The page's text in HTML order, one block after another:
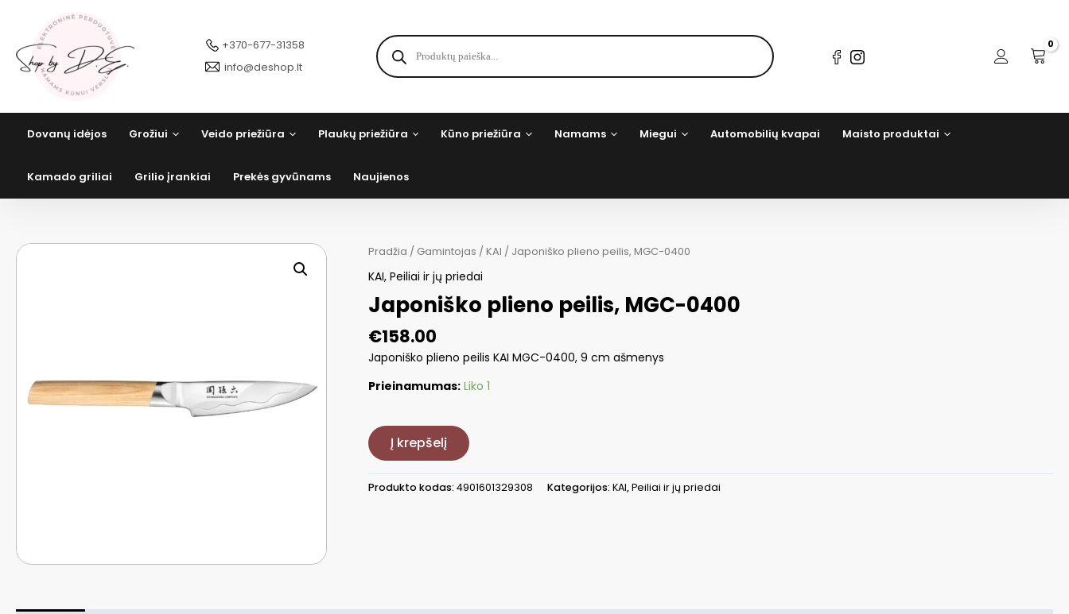
turinio
+370-677-31358
info@deshop.lt
Products
search
Dovanų idėjos Grožiui Veido priežiūra Plaukų priežiūra Kūno priežiūra Namams Miegui Automobilių kvapai Maisto produktai
Kamado griliai Grilio įrankiai Prekės gyvūnams Naujienos
Pradžia / Gamintojas /KAI / Japoniško plieno peilis, MGC-0400
KAI,Peiliai ir jų priedai
Japoniško plieno peilis, MGC-0400
€158.00
Japoniško plieno peilis KAI MGC-0400, 9 cm ašmenys
Prieinamumas: Liko 1
produkto
kiekis:
Japoniško
peilis,
Į krepšelį
Produkto kodas:4901601329308 Kategorijos:KAI,Peiliai ir jų priedai